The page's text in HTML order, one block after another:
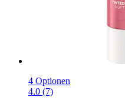
4 Optionen
4.0 (7)